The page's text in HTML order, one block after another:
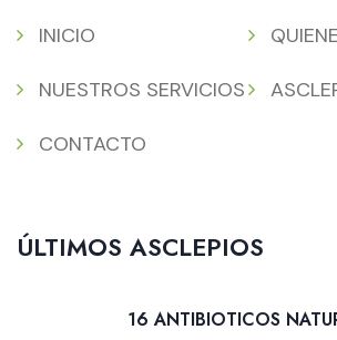
INICIO
NUESTROS SERVICIOS
CONTACTO
ÚLTIMOS ASCLEPIOS
16 ANTIBIOTICOS